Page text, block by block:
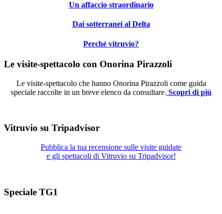
Un affaccio straordinario
Dai sotterranei al Delta
Perché vitruvio?
Le visite-spettacolo con Onorina Pirazzoli
Le visite-spettacolo che hanno Onorina Pirazzoli come guida
speciale raccolte in un breve elenco da consultare. Scopri di più
Vitruvio su Tripadvisor
Pubblica la tua recensione sulle visite guidate
e gli spettacoli di Vitruvio su Tripadvisor!
Speciale TG1